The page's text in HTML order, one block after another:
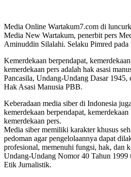
Media Online Wartakum7.com di
Media New Wartakum, penerbit pers
Aminuddin Silalahi. Selaku Pimred pada
Kemerdekaan berpendapat,
kemerdekaan pers adalah hak asasi
Pancasila, Undang-Undang Dasar 1945,
Hak Asasi Manusia PBB.
Keberadaan media siber di Indonesia
kemerdekaan berpendapat, kemerdekaan
kemerdekaan pers.
Media siber memiliki karakter khusus
pedoman agar pengelolaannya dapat
profesional, memenuhi fungsi, hak, dan
Undang-Undang Nomor 40 Tahun 1999
Etik Jurnalistik.